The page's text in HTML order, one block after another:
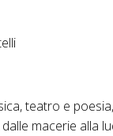
teatro e
macerie alla